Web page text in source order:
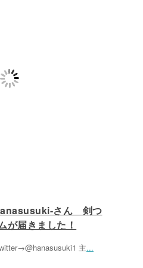
さん 剣つ
が届きました！
主...